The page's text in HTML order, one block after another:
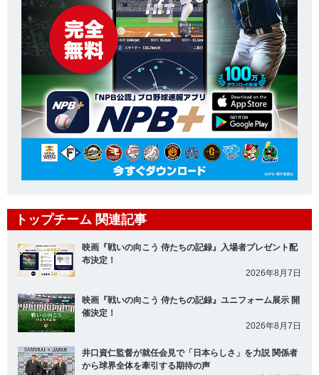
トップチーム 関連記事
映画『戦いの向こう 侍たちの記録』入場者プレゼント配
布決定！
2026年8月7日
映画『戦いの向こう 侍たちの記録』ユニフォーム展示 開
催決定！
2026年8月7日
井口資仁監督が就任会見で「日本らしさ」を力説 関係者
から球界全体を牽引する期待の声